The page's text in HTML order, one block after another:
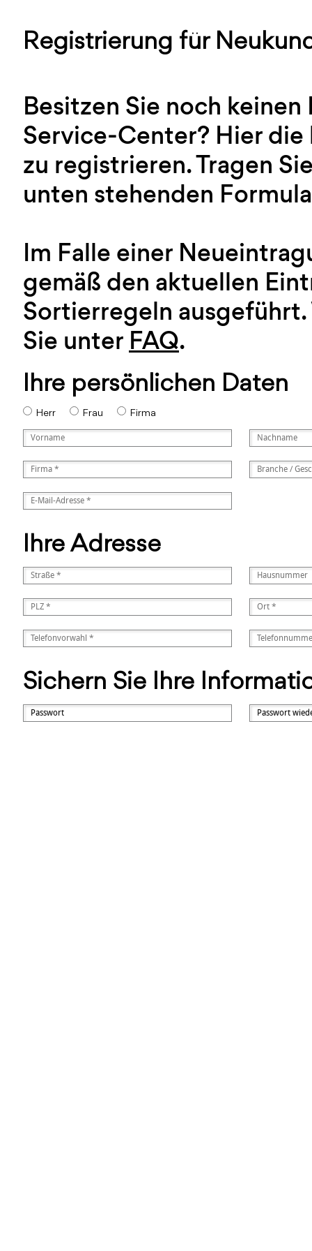
Registrierung für
Besitzen Sie noch
Service-Center? Hier
zu registrieren. Tragen
unten stehenden
Im Falle einer
gemäß den aktuellen
Sortierregeln
Sie unter FAQ.
Ihre persönlichen Daten
Herr Frau Firma
Ihre Adresse
Sichern Sie Ihre